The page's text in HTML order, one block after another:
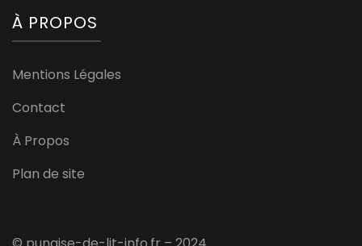
À PROPOS
Mentions Légales
Contact
À Propos
Plan de site